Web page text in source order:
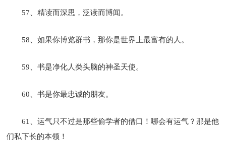
57、精读而深思，泛读而博闻。
58、如果你博览群书，那你是世界上最富有的人。
59、书是净化人类头脑的神圣天使。
60、书是你最忠诚的朋友。
61、运气只不过是那些偷学者的借口！哪会有运气？那是他
们私下长的本领！